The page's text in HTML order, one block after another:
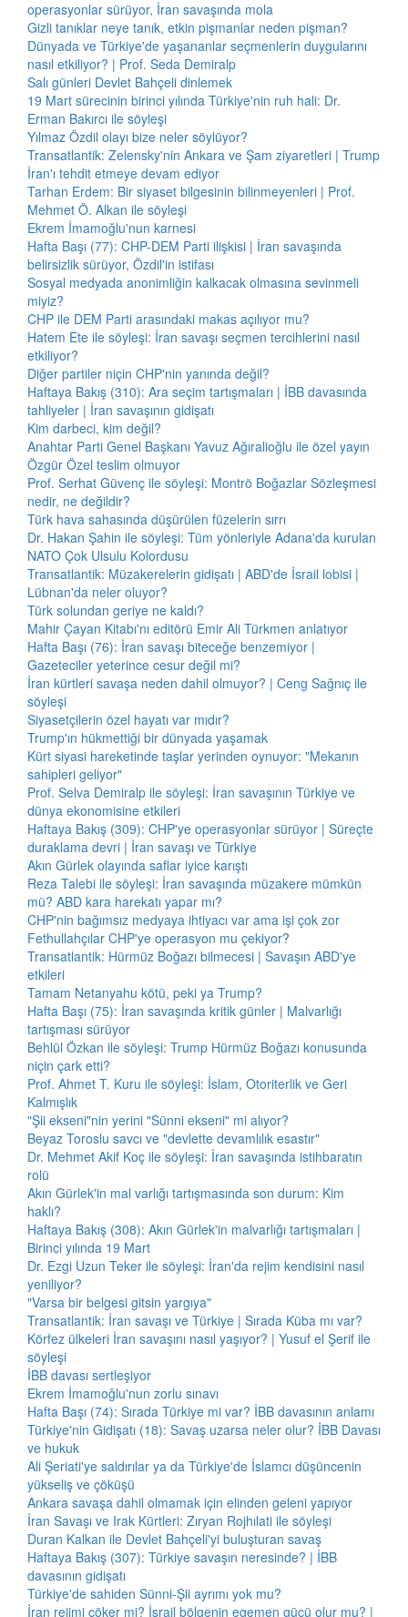
operasyonlar sürüyor, İran savaşında mola
Gizli tanıklar neye tanık, etkin pişmanlar neden pişman?
Dünyada ve Türkiye'de yaşananlar seçmenlerin duygularını
nasıl etkiliyor? | Prof. Seda Demiralp
Salı günleri Devlet Bahçeli dinlemek
19 Mart sürecinin birinci yılında Türkiye'nin ruh hali: Dr.
Erman Bakırcı ile söyleşi
Yılmaz Özdil olayı bize neler söylüyor?
Transatlantik: Zelensky'nin Ankara ve Şam ziyaretleri | Trump
İran'ı tehdit etmeye devam ediyor
Tarhan Erdem: Bir siyaset bilgesinin bilinmeyenleri | Prof.
Mehmet Ö. Alkan ile söyleşi
Ekrem İmamoğlu'nun karnesi
Hafta Başı (77): CHP-DEM Parti ilişkisi | İran savaşında
belirsizlik sürüyor, Özdil'in istifası
Sosyal medyada anonimliğin kalkacak olmasına sevinmeli
miyiz?
CHP ile DEM Parti arasındaki makas açılıyor mu?
Hatem Ete ile söyleşi: İran savaşı seçmen tercihlerini nasıl
etkiliyor?
Diğer partiler niçin CHP'nin yanında değil?
Haftaya Bakış (310): Ara seçim tartışmaları | İBB davasında
tahliyeler | İran savaşının gidişatı
Kim darbeci, kim değil?
Anahtar Parti Genel Başkanı Yavuz Ağıralioğlu ile özel yayın
Özgür Özel teslim olmuyor
Prof. Serhat Güvenç ile söyleşi: Montrö Boğazlar Sözleşmesi
nedir, ne değildir?
Türk hava sahasında düşürülen füzelerin sırrı
Dr. Hakan Şahin ile söyleşi: Tüm yönleriyle Adana'da kurulan
NATO Çok Ulsulu Kolordusu
Transatlantik: Müzakerelerin gidişatı | ABD'de İsrail lobisi |
Lübnan'da neler oluyor?
Türk solundan geriye ne kaldı?
Mahir Çayan Kitabı'nı editörü Emir Ali Türkmen anlatıyor
Hafta Başı (76): İran savaşı biteceğe benzemiyor |
Gazeteciler yeterince cesur değil mi?
İran kürtleri savaşa neden dahil olmuyor? | Ceng Sağnıç ile
söyleşi
Siyasetçilerin özel hayatı var mıdır?
Trump'ın hükmettiği bir dünyada yaşamak
Kürt siyasi hareketinde taşlar yerinden oynuyor: "Mekanın
sahipleri geliyor"
Prof. Selva Demiralp ile söyleşi: İran savaşının Türkiye ve
dünya ekonomisine etkileri
Haftaya Bakış (309): CHP'ye operasyonlar sürüyor | Süreçte
duraklama devri | İran savaşı ve Türkiye
Akın Gürlek olayında saflar iyice karıştı
Reza Talebi ile söyleşi: İran savaşında müzakere mümkün
mü? ABD kara harekatı yapar mı?
CHP'nin bağımsız medyaya ihtiyacı var ama işi çok zor
Fethullahçılar CHP'ye operasyon mu çekiyor?
Transatlantik: Hürmüz Boğazı bilmecesi | Savaşın ABD'ye
etkileri
Tamam Netanyahu kötü, peki ya Trump?
Hafta Başı (75): İran savaşında kritik günler | Malvarlığı
tartışması sürüyor
Behlül Özkan ile söyleşi: Trump Hürmüz Boğazı konusunda
niçin çark etti?
Prof. Ahmet T. Kuru ile söyleşi: İslam, Otoriterlik ve Geri
Kalmışlık
"Şii ekseni"nin yerini "Sünni ekseni" mi alıyor?
Beyaz Toroslu savcı ve "devlette devamlılık esastır"
Dr. Mehmet Akif Koç ile söyleşi: İran savaşında istihbaratın
rolü
Akın Gürlek'in mal varlığı tartışmasında son durum: Kim
haklı?
Haftaya Bakış (308): Akın Gürlek'in malvarlığı tartışmaları |
Birinci yılında 19 Mart
Dr. Ezgi Uzun Teker ile söyleşi: İran'da rejim kendisini nasıl
yeniliyor?
"Varsa bir belgesi gitsin yargıya"
Transatlantik: İran savaşı ve Türkiye | Sırada Küba mı var?
Körfez ülkeleri İran savaşını nasıl yaşıyor? | Yusuf el Şerif ile
söyleşi
İBB davası sertleşiyor
Ekrem İmamoğlu'nun zorlu sınavı
Hafta Başı (74): Sırada Türkiye mi var? İBB davasının anlamı
Türkiye'nin Gidişatı (18): Savaş uzarsa neler olur? İBB Davası
ve hukuk
Ali Şeriati'ye saldırılar ya da Türkiye'de İslamcı düşüncenin
yükseliş ve çöküşü
Ankara savaşa dahil olmamak için elinden geleni yapıyor
İran Savaşı ve Irak Kürtleri: Zıryan Rojhılati ile söyleşi
Duran Kalkan ile Devlet Bahçeli'yi buluşturan savaş
Haftaya Bakış (307): Türkiye savaşın neresinde? | İBB
davasının gidişatı
Türkiye'de sahiden Sünni-Şii ayrımı yok mu?
İran rejimi çöker mi? İsrail bölgenin egemen gücü olur mu? |